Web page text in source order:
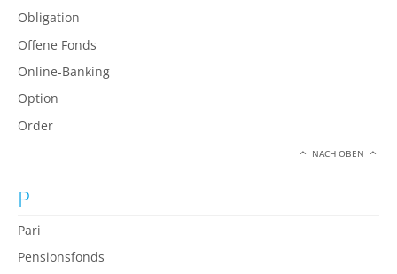
Obligation
Offene Fonds
Online-Banking
Option
Order
NACH OBEN
P
Pari
Pensionsfonds